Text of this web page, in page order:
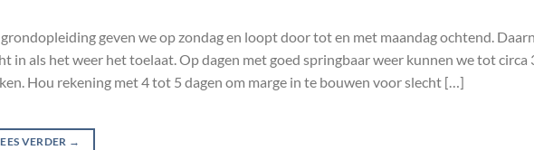
geven we op zondag en loopt door tot en met maandag ochtend.
in als het weer het toelaat. Op dagen met goed springbaar weer kunnen we tot circa
Hou rekening met 4 tot 5 dagen om marge in te bouwen voor slecht […]
VERDER →